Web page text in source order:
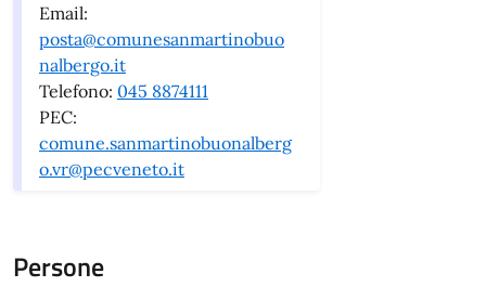
Email:
posta@comunesanmartinobuo
nalbergo.it
Telefono: 045 8874111
PEC:
comune.sanmartinobuonalberg
o.vr@pecveneto.it
Persone